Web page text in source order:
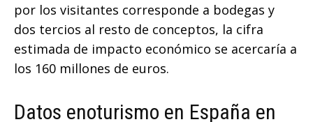
por los visitantes corresponde a bodegas y
dos tercios al resto de conceptos, la cifra
estimada de impacto económico se acercaría a
los 160 millones de euros.
Datos enoturismo en España en